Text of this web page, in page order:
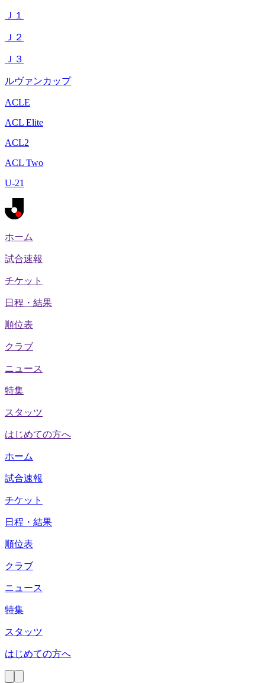
Ｊ１
Ｊ２
Ｊ３
ルヴァンカップ
ACLE
ACL Elite
ACL2
ACL Two
U-21
ホーム
試合速報
チケット
日程・結果
順位表
クラブ
ニュース
特集
スタッツ
はじめての方へ
ホーム
試合速報
チケット
日程・結果
順位表
クラブ
ニュース
特集
スタッツ
はじめての方へ